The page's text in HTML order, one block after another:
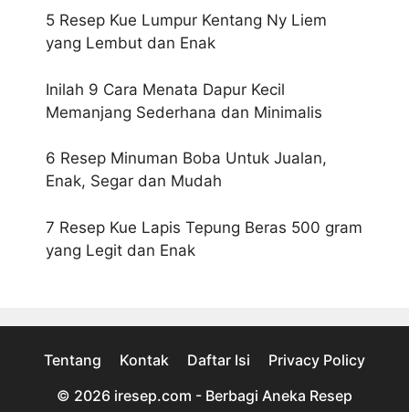
5 Resep Kue Lumpur Kentang Ny Liem
yang Lembut dan Enak
Inilah 9 Cara Menata Dapur Kecil
Memanjang Sederhana dan Minimalis
6 Resep Minuman Boba Untuk Jualan,
Enak, Segar dan Mudah
7 Resep Kue Lapis Tepung Beras 500 gram
yang Legit dan Enak
Tentang Kontak Daftar Isi
Privacy Policy
© 2026 iresep.com - Berbagi Aneka Resep